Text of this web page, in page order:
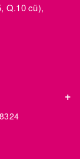
Q.10 cũ),